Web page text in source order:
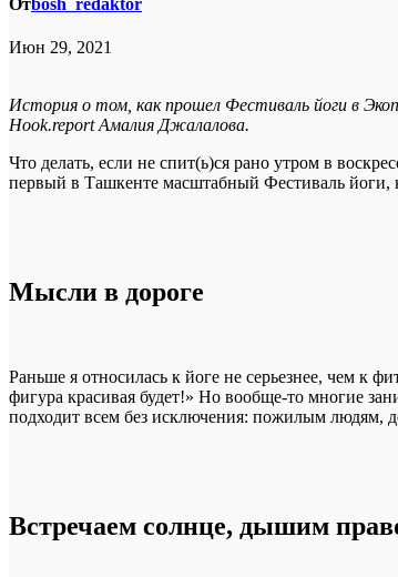
Отbosh_redaktor
Июн 29, 2021
История о том, как прошел Фестиваль йоги в
Hook.report Амалия Джалалова.
Что делать, если не спит(ь)ся рано утром в
первый в Ташкенте масштабный Фестиваль йоги,
Мысли в дороге
Раньше я относилась к йоге не серьезнее, чем к
фигура красивая будет!» Но вообще-то многие
подходит всем без исключения: пожилым людям,
Встречаем солнце, дышим